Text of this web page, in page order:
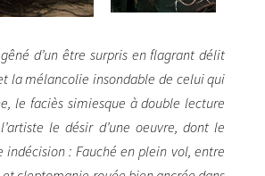
d’un être surpris en flagrant délit
la mélancolie insondable de celui qui
le faciès simiesque à double lecture
le désir d’une oeuvre, dont le
: Fauché en plein vol, entre